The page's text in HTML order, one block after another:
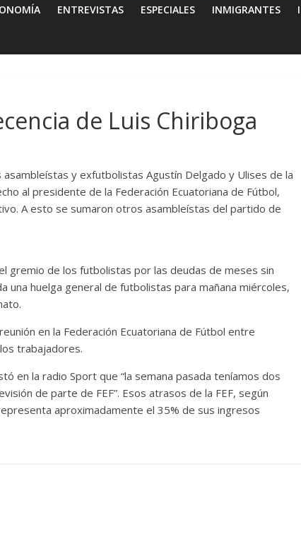
ENTREVISTAS ESPECIALES INMIGRANTES
de Luis Chiriboga
asambleístas y exfutbolistas Agustín Delgado y Ulises de la
al presidente de la Federación Ecuatoriana de Fútbol,
A esto se sumaron otros asambleístas del partido de
gremio de los futbolistas por las deudas de meses sin
una huelga general de futbolistas para mañana miércoles,
en la Federación Ecuatoriana de Fútbol entre
trabajadores.
en la radio Sport que “la semana pasada teníamos dos
de parte de FEF”. Esos atrasos de la FEF, según
aproximadamente el 35% de sus ingresos